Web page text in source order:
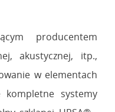
producentem
akustycznej, itp.,
w elementach
kompletne systemy